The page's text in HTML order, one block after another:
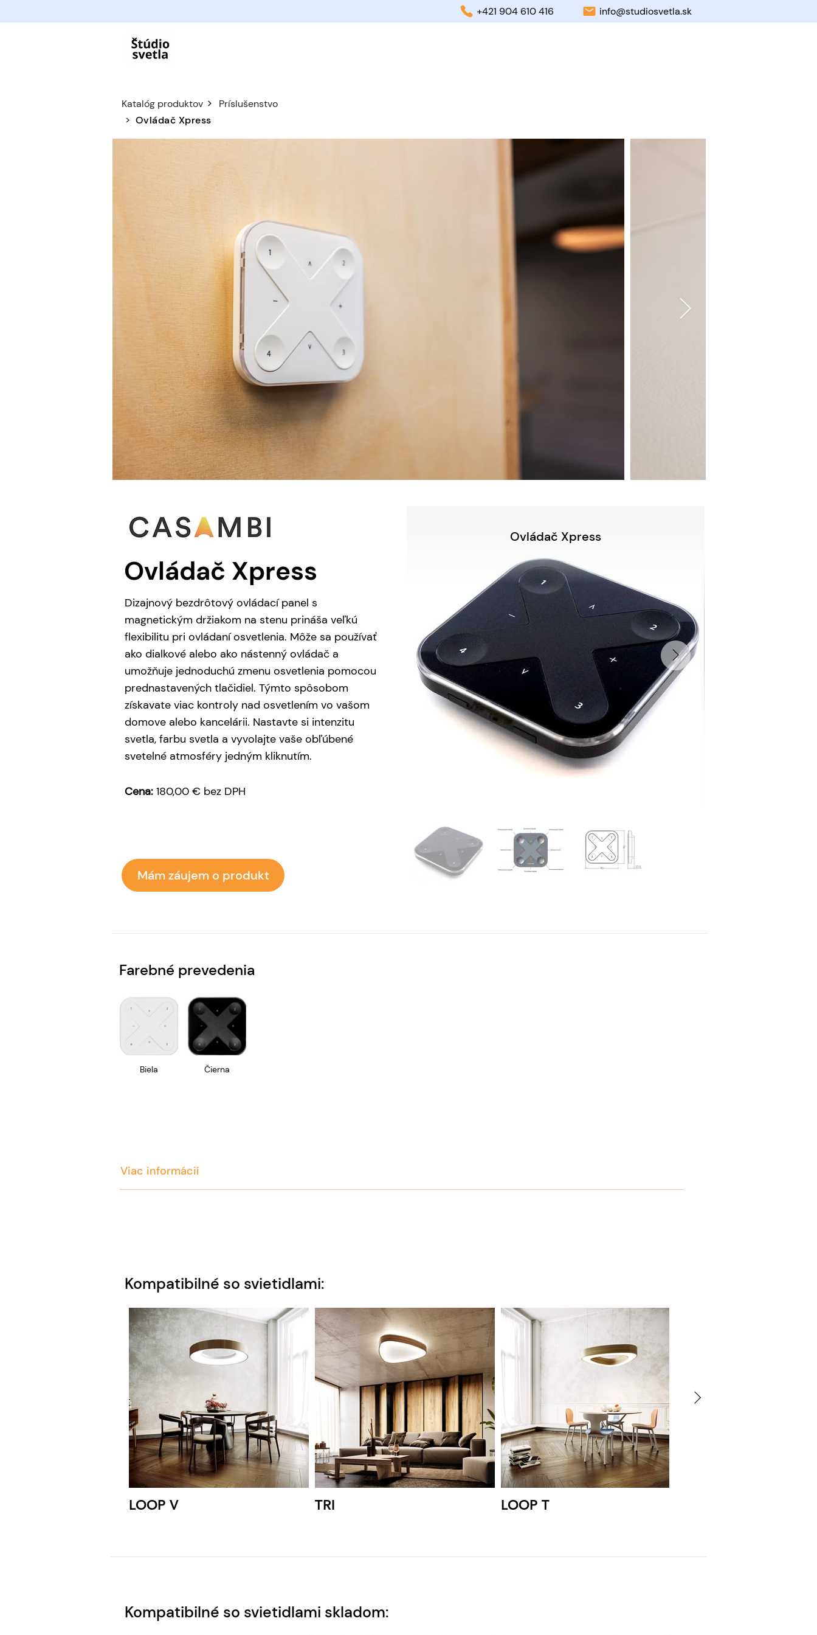
+421 904 610 416 info@studiosvetla.sk
Katalóg produktov
> Ovládač Xpress
Príslušenstvo
Mám záujem o produkt
Ovládač Xpress
Ovládač Xpress
Dizajnový bezdrôtový ovládací panel s
magnetickým držiakom na stenu prináša veľkú
flexibilitu pri ovládaní osvetlenia. Môže sa používať
ako dialkové alebo ako nástenný ovládač a
umožňuje jednoduchú zmenu osvetlenia pomocou
prednastavených tlačidiel. Týmto spôsobom
získavate viac kontroly nad osvetlením vo vašom
domove alebo kancelárii. Nastavte si intenzitu
svetla, farbu svetla a vyvolajte vaše obľúbené
svetelné atmosféry jedným kliknutím.
Cena: 180,00 € bez DPH
Farebné prevedenia
Biela Čierna
Viac informácií
Kompatibilné so svietidlami:
LOOP V TRI LOOP T
Kompatibilné so svietidlami skladom: